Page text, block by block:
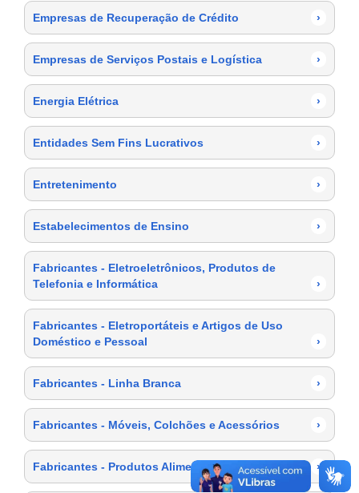
Empresas de Recuperação de Crédito ›
Empresas de Serviços Postais e Logística ›
Energia Elétrica ›
Entidades Sem Fins Lucrativos ›
Entretenimento ›
Estabelecimentos de Ensino ›
Fabricantes - Eletroeletrônicos, Produtos de
Telefonia e Informática
›
Fabricantes - Eletroportáteis e Artigos de Uso
Doméstico e Pessoal
›
Fabricantes - Linha Branca ›
Fabricantes - Móveis, Colchões e Acessórios ›
Fabricantes - Produtos Alimentícios ›